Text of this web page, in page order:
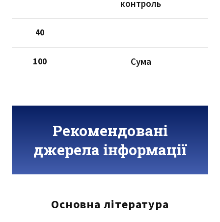
контроль
40
Сума
100
Рекомендовані
джерела інформації
Основна література